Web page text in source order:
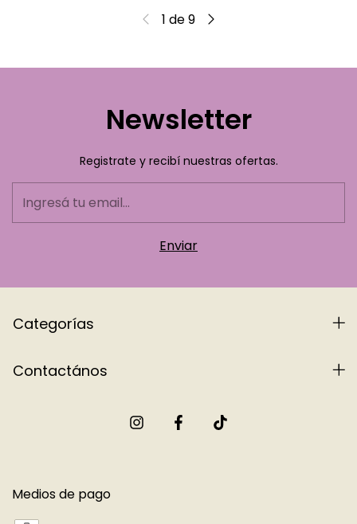
1 de9
Newsletter
Registrate y recibí nuestras ofertas.
Categorías
Contactános
Medios de pago